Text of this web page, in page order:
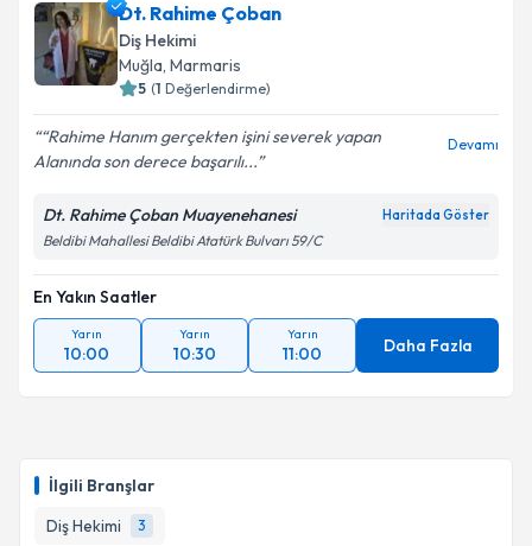
İlgili Branşlar
Diş Hekimi
3
Dt. Rahime Çoban
Diş Hekimi
Muğla, Marmaris
5 (1 Değerlendirme)
“Rahime Hanım gerçekten işini severek yapan
Alanında son derece başarılı...
Devamı
Dt. Rahime Çoban Muayenehanesi Haritada Göster
Beldibi Mahallesi Beldibi Atatürk Bulvarı 59/C
En Yakın Saatler
Yarın
10:00
Yarın
10:30
Yarın
11:00 Daha Fazla